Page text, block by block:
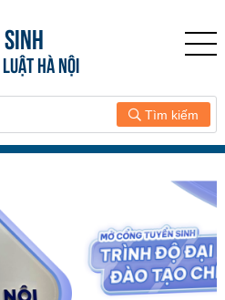
HÀ NỘI
Tìm kiếm